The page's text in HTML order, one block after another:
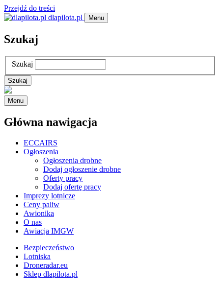
Przejdź do treści
dlapilota.pl
Menu
Szukaj
Szukaj
Menu
Główna nawigacja
ECCAIRS
Ogłoszenia
Ogłoszenia drobne
Dodaj ogłoszenie drobne
Oferty pracy
Dodaj ofertę pracy
Imprezy lotnicze
Ceny paliw
Awionika
O nas
Awiacja IMGW
Bezpieczeństwo
Lotniska
Droneradar.eu
Sklep dlapilota.pl